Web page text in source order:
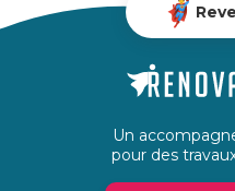
Un
pour des